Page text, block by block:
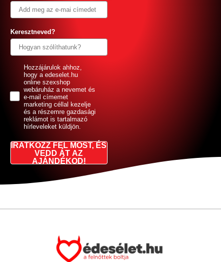
Keresztneved?
GDPRHozzájárulok ahhoz,
hogy a edeselet.hu
online szexshop
webáruház a nevemet és
e-mail címemet
marketing céllal kezelje
és a részemre gazdasági
reklámot is tartalmazó
hírleveleket küldjön.
IRATKOZZ FEL MOST, ÉS
VEDD ÁT AZ
AJÁNDÉKOD!